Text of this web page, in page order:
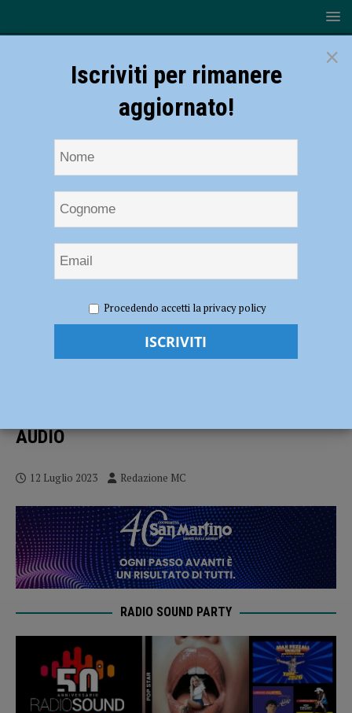
commerciali a Piacenza, Laura Chiappa di Legambiente: “Città satura,
non c’è un interesse pubblico” – AUDIO
Nuove aree commerciali a Piacenza,
AUDIO
12 Luglio 2023 Redazione MC
RADIO SOUND PARTY
×
Iscriviti per rimanere
aggiornato!
Procedendo accetti la privacy policy